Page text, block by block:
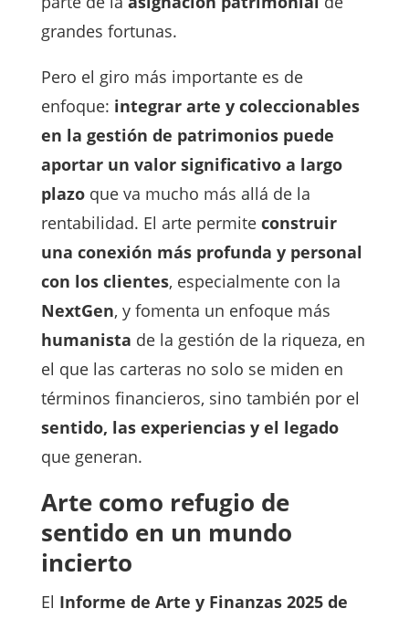
grandes fortunas.
Pero el giro más importante es de
enfoque: integrar arte y coleccionables
en la gestión de patrimonios puede
aportar un valor significativo a largo
plazoque va mucho más allá de la
rentabilidad. El arte permite construir
una conexión más profunda y personal
con los clientes, especialmente con la
NextGen, y fomenta un enfoque más
humanista de la gestión de la riqueza, en
el que las carteras no solo se miden en
términos financieros, sino también por el
sentido, las experiencias y el legado
que generan.
Arte como refugio de
sentido en un mundo
incierto
El Informe de Arte y Finanzas 2025 de